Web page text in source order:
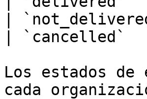
|
|
Los estados de
cada